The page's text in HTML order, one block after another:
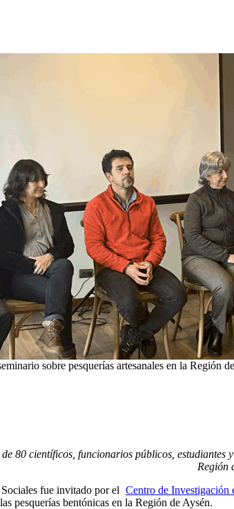
sobre pesquerías artesanales en la Región
80 científicos, funcionarios públicos,
Región
fue invitado por el Centro de Investigación
pesquerías bentónicas en la Región de Aysén.